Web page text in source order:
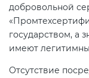
добровольной
государством, а
имеют
Отсутствие